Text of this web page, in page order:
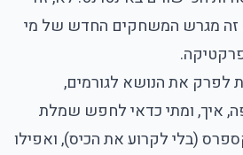
זה מגרש המשחקים החדש של מי
לפרק את הנושא לגורמים,
איך, ומתי כדאי לחפש שמלת
(בלי לקרוע את הכיס), ואפילו